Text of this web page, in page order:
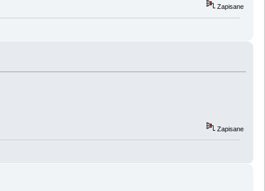
Zapisane
Zapisane